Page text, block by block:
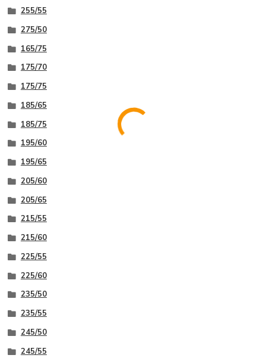
255/55
275/50
165/75
175/70
175/75
185/65
185/75
195/60
195/65
205/60
205/65
215/55
215/60
225/55
225/60
235/50
235/55
245/50
245/55